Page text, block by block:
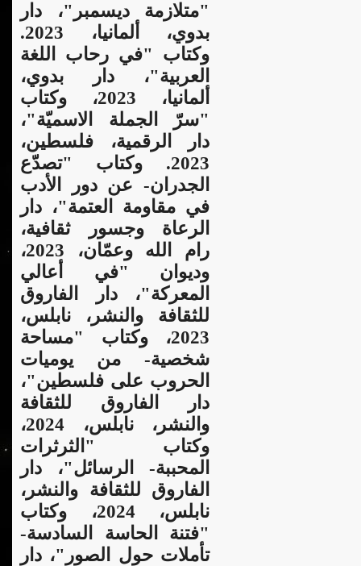
"متلازمة ديسمبر"، دار
بدوي، ألمانيا، 2023.
وكتاب "في رحاب اللغة
العربية"، دار بدوي،
ألمانيا، 2023، وكتاب
"سرّ الجملة الاسميّة"،
دار الرقمية، فلسطين،
2023. وكتاب "تصدّع
الجدران- عن دور الأدب
في مقاومة العتمة"، دار
الرعاة وجسور ثقافية،
رام الله وعمّان، 2023،
وديوان "في أعالي
المعركة"، دار الفاروق
للثقافة والنشر، نابلس،
2023، وكتاب "مساحة
شخصية- من يوميات
الحروب على فلسطين"،
دار الفاروق للثقافة
والنشر، نابلس، 2024،
وكتاب "الثرثرات
المحببة- الرسائل"، دار
الفاروق للثقافة والنشر،
نابلس، 2024، وكتاب
"فتنة الحاسة السادسة-
تأملات حول الصور"، دار